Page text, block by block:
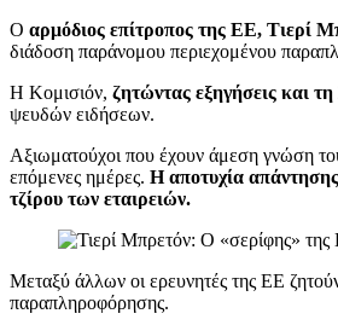
Ο αρμόδιος επίτροπος της ΕΕ, Τιερί
διάδοση παράνομου περιεχομένου
Η Κομισιόν, ζητώντας εξηγήσεις και
ψευδών ειδήσεων.
Αξιωματούχοι που έχουν άμεση γνώση
επόμενες ημέρες. Η αποτυχία
τζίρου των εταιρειών.
Μεταξύ άλλων οι ερευνητές της ΕΕ ζητούν
παραπληροφόρησης.